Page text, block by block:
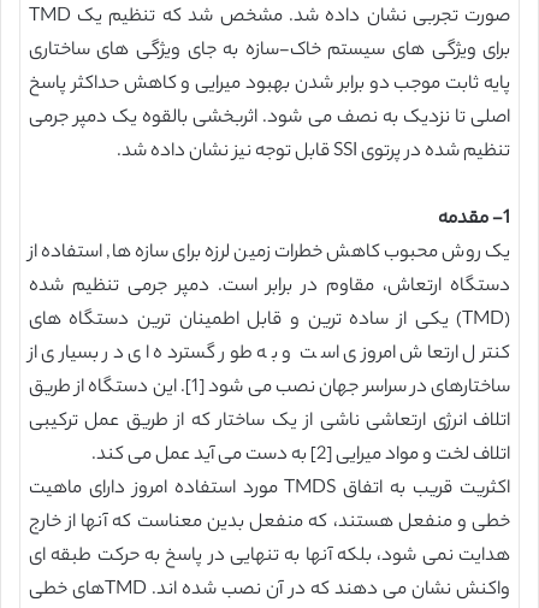
صورت تجربی نشان داده شد. مشخص شد که تنظیم یک TMD
برای ویژگی های سیستم خاک-سازه به جای ویژگی های ساختاری
پایه ثابت موجب دو برابر شدن بهبود میرایی و کاهش حداکثر پاسخ
اصلی تا نزدیک به نصف می شود. اثربخشی بالقوه یک دمپر جرمی
تنظیم شده در پرتوی SSI قابل توجه نیز نشان داده شد.
1- مقدمه
یک روش محبوب کاهش خطرات زمین لرزه برای سازه ها, استفاده از
دستگاه ارتعاش، مقاوم در برابر است. دمپر جرمی تنظیم شده
(TMD) یکی از ساده ترین و قابل اطمینان ترین دستگاه های
کنترل ارتعاش امروزی است و به طور گسترده ای در بسیاری از
ساختارهای در سراسر جهان نصب می شود [1]. این دستگاه از طریق
اتلاف انرژی ارتعاشی ناشی از یک ساختار که از طریق عمل ترکیبی
اتلاف لخت و مواد میرایی [2] به دست می آید عمل می کند.
اکثریت قریب به اتفاق TMDS مورد استفاده امروز دارای ماهیت
خطی و منفعل هستند، که منفعل بدین معناست که آنها از خارج
هدایت نمی شود، بلکه آنها به تنهایی در پاسخ به حرکت طبقه ای
واکنش نشان می دهند که در آن نصب شده اند. TMDهای خطی